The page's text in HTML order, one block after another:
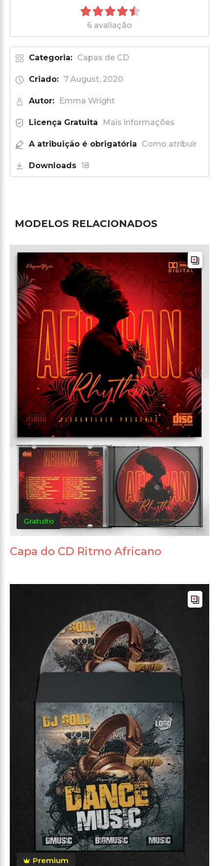
6 avaliação
Categoria: Capas de CD
Criado: 7 August, 2020
Autor: Emma Wright
Licença Gratuita Mais informações
A atribuição é obrigatória Como atribuir
Downloads 18
MODELOS RELACIONADOS
Gratuito
Capa do CD Ritmo Africano
Premium